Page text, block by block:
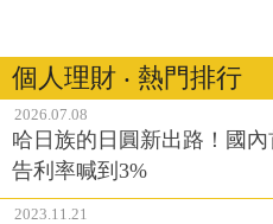
個人理財 ‧ 熱門排行
2026.07.08
哈日族的日圓新出路！國
告利率喊到3%
2023.11.21